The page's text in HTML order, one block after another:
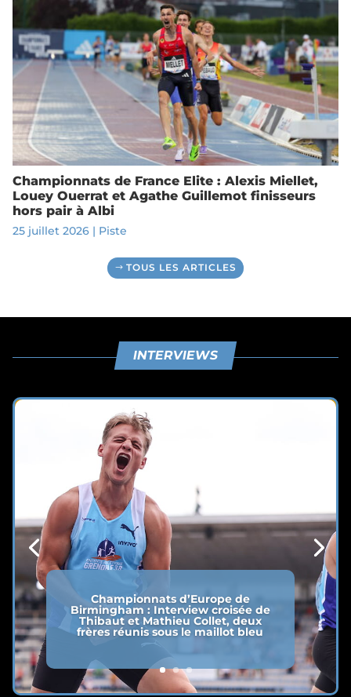
Championnats de France Elite : Alexis Miellet,
Louey Ouerrat et Agathe Guillemot finisseurs
hors pair à Albi
25 juillet 2026| Piste
TOUS LES ARTICLES
INTERVIEWS
Championnats d’Europe de
Birmingham : Interview croisée de
Thibaut et Mathieu Collet, deux
frères réunis sous le maillot bleu